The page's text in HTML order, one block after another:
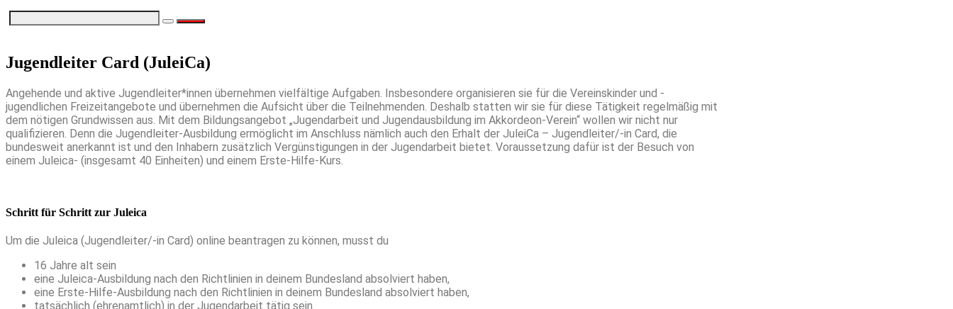
Jugendleiter Card (JuleiCa)
Angehende und aktive Jugendleiter*innen übernehmen vielfältige Aufgaben. Insbesondere organisieren sie für die Vereinskinder und -
jugendlichen Freizeitangebote und übernehmen die Aufsicht über die Teilnehmenden. Deshalb statten wir sie für diese Tätigkeit regelmäßig mit
dem nötigen Grundwissen aus. Mit dem Bildungsangebot „Jugendarbeit und Jugendausbildung im Akkordeon-Verein“ wollen wir nicht nur
qualifizieren. Denn die Jugendleiter-Ausbildung ermöglicht im Anschluss nämlich auch den Erhalt der JuleiCa – Jugendleiter/-in Card, die
bundesweit anerkannt ist und den Inhabern zusätzlich Vergünstigungen in der Jugendarbeit bietet. Voraussetzung dafür ist der Besuch von
einem Juleica- (insgesamt 40 Einheiten) und einem Erste-Hilfe-Kurs.
Schritt für Schritt zur Juleica
Um die Juleica (Jugendleiter/-in Card) online beantragen zu können, musst du
16 Jahre alt sein
eine Juleica-Ausbildung nach den Richtlinien in deinem Bundesland absolviert haben,
eine Erste-Hilfe-Ausbildung nach den Richtlinien in deinem Bundesland absolviert haben,
tatsächlich (ehrenamtlich) in der Jugendarbeit tätig sein